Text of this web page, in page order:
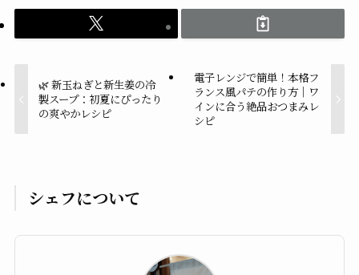
🌿 新玉ねぎと新生姜の冷
製スープ：初夏にぴったり
の爽やかレシピ
電子レンジで簡単！本格フ
ランス風パテの作り方｜ワ
インに合う絶品おつまみレ
シピ
シェフについて